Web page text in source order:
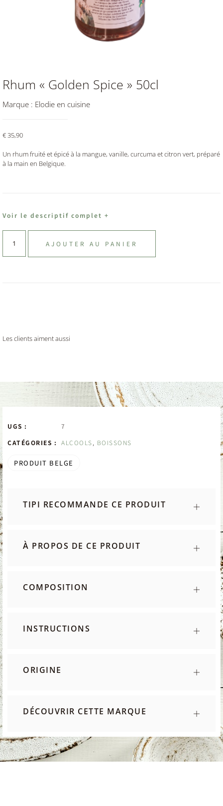
Rhum « Golden Spice » 50cl
Marque : Elodie en cuisine
€ 35,90
Un rhum fruité et épicé à la mangue, vanille, curcuma et citron vert, préparé
à la main en Belgique.
Voir le descriptif complet +
AJOUTER AU PANIER
Les clients aiment aussi
UGS :
7
CATÉGORIES :
ALCOOLS BOISSONS
PRODUIT BELGE
TIPI RECOMMANDE CE PRODUIT
À PROPOS DE CE PRODUIT
COMPOSITION
INSTRUCTIONS
ORIGINE
DÉCOUVRIR CETTE MARQUE